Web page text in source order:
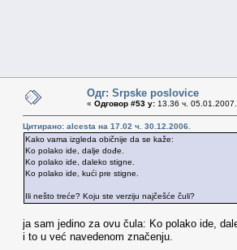
Одг: Srpske poslovice
« Одговор #53 у: 13.36 ч.
Цитирано: alcesta на 17.02 ч. 30.12.2006.
Kako vama izgleda običnije da se kaže:
Ko polako ide, dalje dođe.
Ko polako ide, daleko stigne.
Ko polako ide, kući pre stigne.
Ili nešto treće? Koju ste verziju najčešće čuli?
ja sam jedino za ovu čula: Ko polako ide,
i to u već navedenom značenju.